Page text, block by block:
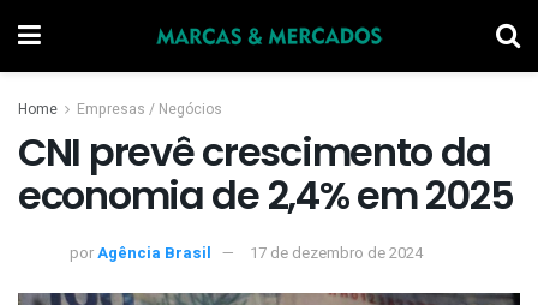
Home Empresas / Negócios
CNI prevê crescimento da
economia de 2,4% em 2025
porAgência Brasil 17 de dezembro de 2024